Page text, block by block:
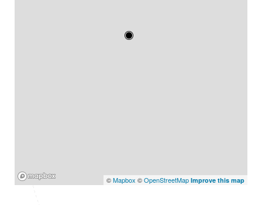
©Mapbox ©OpenStreetMap Improve this map